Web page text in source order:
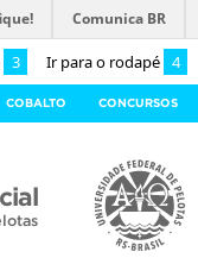
3 Ir para o rodapé 4
Comunica BR
COBALTO CONCURSOS